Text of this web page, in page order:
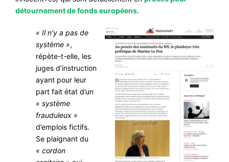
détournement de fonds européens.
« Il n’y a pas de
système »,
répète-t-elle, les
juges d’instruction
ayant pour leur
part fait état d’un
« système
frauduleux »
d’emplois fictifs.
Se plaignant du
« cordon